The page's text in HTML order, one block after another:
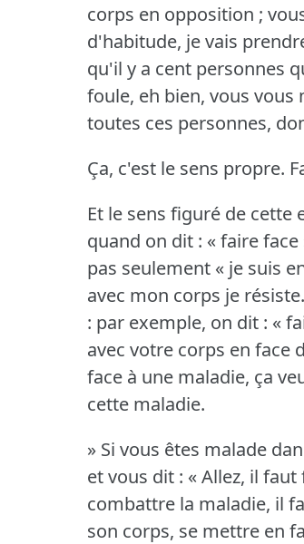
corps en opposition ;
d'habitude, je vais
qu'il y a cent personnes
foule, eh bien, vous vous
toutes ces personnes,
Ça, c'est le sens propre.
Et le sens figuré de cette
quand on dit : « faire face
pas seulement « je suis
avec mon corps je résiste.
: par exemple, on dit : «
avec votre corps en face
face à une maladie, ça
cette maladie.
» Si vous êtes malade
et vous dit : « Allez, il
combattre la maladie, il
son corps, se mettre en